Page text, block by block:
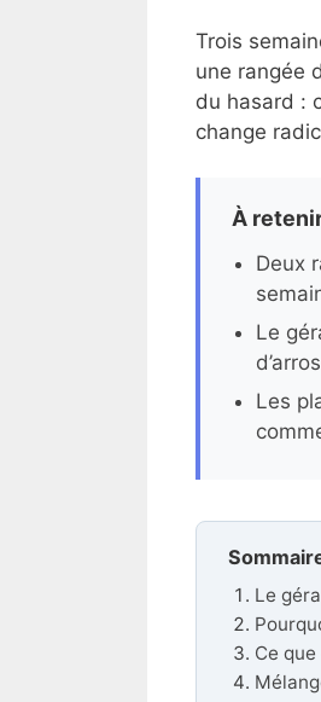
Trois
une rangée
du hasard :
change
À
Deux
Le
Les
Le
Ce